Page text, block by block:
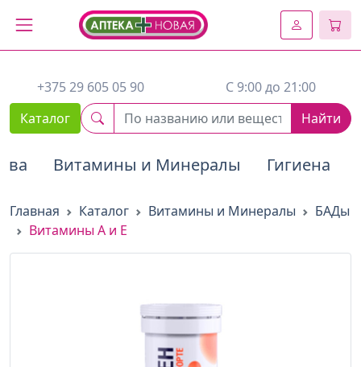
2. Вставьте этот код сразу же после открывающего тега :
+375 29 605 05 90
C 9:00 до 21:00
Каталог
Найти
Витамины и Минералы Гигиена
Главная Каталог Витамины и Минералы
БАДы
Витамины А и Е